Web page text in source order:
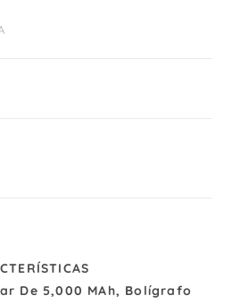
De 5,000 MAh, Bolígrafo